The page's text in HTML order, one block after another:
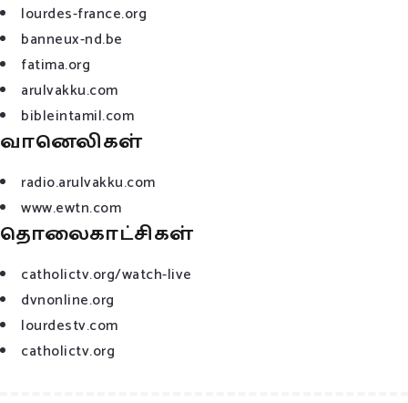
lourdes-france.org
banneux-nd.be
fatima.org
arulvakku.com
bibleintamil.com
வானெலிகள்
radio.arulvakku.com
www.ewtn.com
தொலைகாட்சிகள்
catholictv.org/watch-live
dvnonline.org
lourdestv.com
catholictv.org